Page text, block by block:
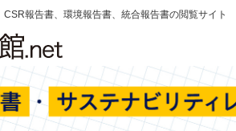
報告書、環境報告書、統合報告書の閲覧サイト